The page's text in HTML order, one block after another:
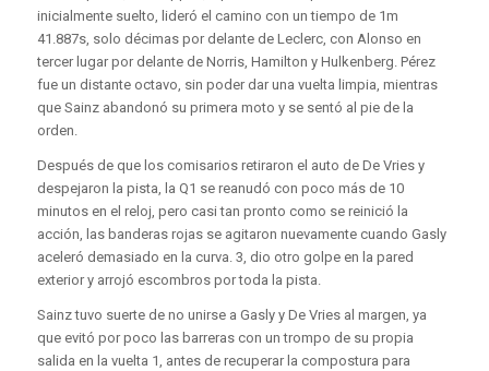
inicialmente suelto, lideró el camino con un tiempo de 1m
41.887s, solo décimas por delante de Leclerc, con Alonso en
tercer lugar por delante de Norris, Hamilton y Hulkenberg. Pérez
fue un distante octavo, sin poder dar una vuelta limpia, mientras
que Sainz abandonó su primera moto y se sentó al pie de la
orden.
Después de que los comisarios retiraron el auto de De Vries y
despejaron la pista, la Q1 se reanudó con poco más de 10
minutos en el reloj, pero casi tan pronto como se reinició la
acción, las banderas rojas se agitaron nuevamente cuando Gasly
aceleró demasiado en la curva. 3, dio otro golpe en la pared
exterior y arrojó escombros por toda la pista.
Sainz tuvo suerte de no unirse a Gasly y De Vries al margen, ya
que evitó por poco las barreras con un trompo de su propia
salida en la vuelta 1, antes de recuperar la compostura para